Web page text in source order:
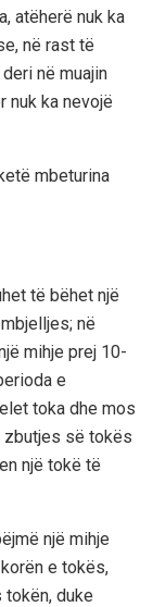
atëherë nuk ka
në rast të
në muajin
nuk ka nevojë
mbeturina
të bëhet një
në
mihje prej 10-
e
toka dhe mos
zbutjes së tokës
një tokë të
një mihje
e tokës,
duke